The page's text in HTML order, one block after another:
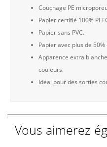
Couchage PE
Papier certifié 100%
Papier sans PVC.
Papier avec plus de
Apparence extra
couleurs.
Idéal pour des sorties
Vous aimerez